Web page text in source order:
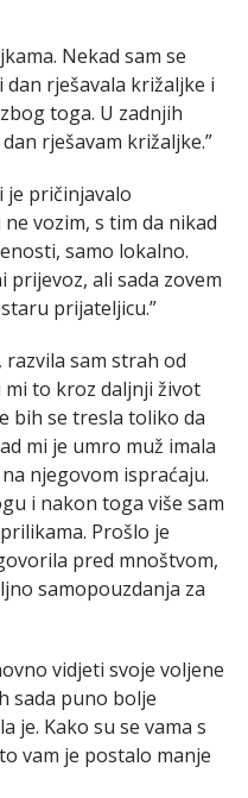
Nekad sam se
dan rješavala križaljke i
toga. U zadnjih
rješavam križaljke.”
je pričinjavalo
vozim, s tim da nikad
samo lokalno.
ali sada zovem
prijateljicu.”
razvila sam strah od
to kroz daljnji život
bih se tresla toliko da
mi je umro muž imala
njegovom ispraćaju.
i nakon toga više sam
Prošlo je
pred mnoštvom,
samopouzdanja za
vidjeti svoje voljene
sada puno bolje
je. Kako su se vama s
vam je postalo manje